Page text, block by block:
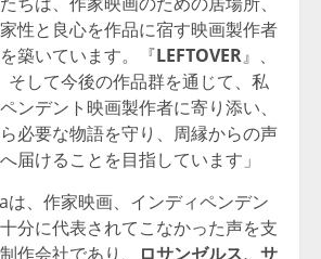
性と良心を作品に宿す映画製作者
築いています。『LEFTOVER』、
そして今後の作品群を通じて、私
ンデント映画製作者に寄り添い、
必要な物語を守り、周縁からの声
届けることを目指しています」
、作家映画、インディペンデン
分に代表されてこなかった声を支
作会社であり、
ロサンゼルス、サ